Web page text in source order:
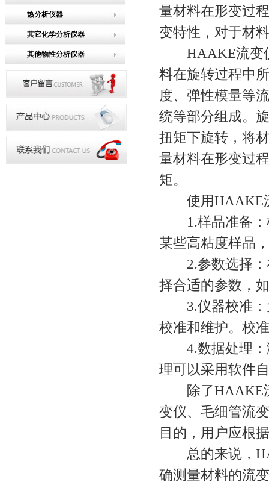
热分析仪器
其它化学分析仪器
其他物性分析仪器
量材料在形变过
变特性，对于材
HAAKE流变仪
料在旋转过程中
度、弹性模量等
统等部分组成。
扭矩下旋转，将
量材料在形变过
矩。
使用HAAKE流
1.样品准备：
某些高粘度样品
2.参数选择：
择合适的参数，
3.仪器校准：
校准和维护。校
4.数据处理：
理可以采用软件
除了HAAKE流
变仪、毛细管流
目的，用户应根
总的来说，
确测量材料的流